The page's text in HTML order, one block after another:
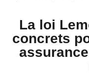
La loi
concrets